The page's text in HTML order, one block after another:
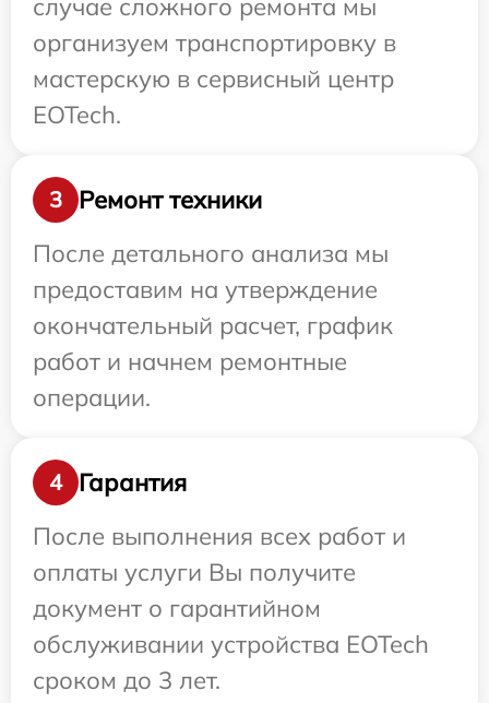
случае сложного ремонта мы
организуем транспортировку в
мастерскую в сервисный центр
EOTech.
3
Ремонт техники
После детального анализа мы
предоставим на утверждение
окончательный расчет, график
работ и начнем ремонтные
операции.
4
Гарантия
После выполнения всех работ и
оплаты услуги Вы получите
документ о гарантийном
обслуживании устройства EOTech
сроком до 3 лет.